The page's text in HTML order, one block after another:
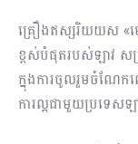
គ្រឿងឥស្សរិយយស «ម
ខ្ពស់​បំផុត​​របស់ឡាវ សម្
ក្នុងការ​ចូលរួមចំណែ
ការល្អជាមួយប្រទេសឡ